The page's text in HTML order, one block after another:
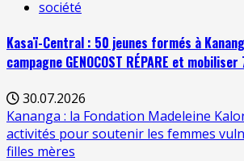
société
Kasaï-Central : 50 jeunes formés à
campagne GENOCOST RÉPARE et
30.07.2026
Kananga : la Fondation Madeleine
activités pour soutenir les femmes
filles mères